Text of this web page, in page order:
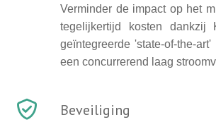
Verminder de impact op het
tegelijkertijd kosten dankzij
geïntegreerde 'state-of-the-
een concurrerend laag
Beveiliging